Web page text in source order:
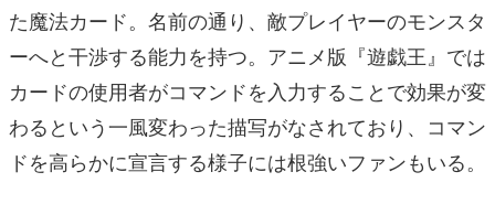
た魔法カード。名前の通り、敵プレイヤーのモンスタ
ーへと干渉する能力を持つ。アニメ版『遊戯王』では
カードの使用者がコマンドを入力することで効果が変
わるという一風変わった描写がなされており、コマン
ドを高らかに宣言する様子には根強いファンもいる。